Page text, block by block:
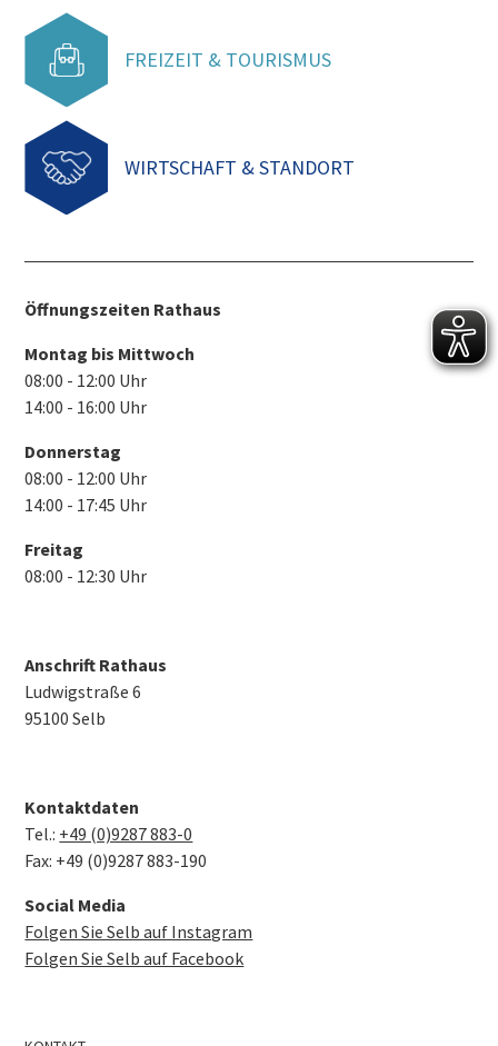
FREIZEIT & TOURISMUS
WIRTSCHAFT & STANDORT
Öffnungszeiten Rathaus
Montag bis Mittwoch
08:00 - 12:00 Uhr
14:00 - 16:00 Uhr
Donnerstag
08:00 - 12:00 Uhr
14:00 - 17:45 Uhr
Freitag
08:00 - 12:30 Uhr
Anschrift Rathaus
Ludwigstraße 6
95100 Selb
Kontaktdaten
Tel.: +49 (0)9287 883-0
Fax: +49 (0)9287 883-190
Social Media
Folgen Sie Selb auf Instagram
Folgen Sie Selb auf Facebook